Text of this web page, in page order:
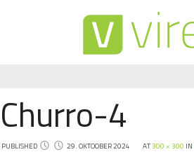
Churro-4
PUBLISHED 29. OKTOOBER 2024 AT300 × 300 IN